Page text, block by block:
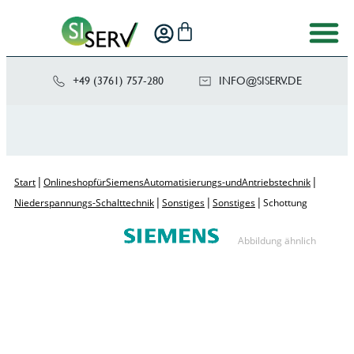
+49 (3761) 757-280 ED.VRE
SIS@OF
NI
Start | Onlineshop für Siemens Automatisierungs- und Antriebstechnik |
Niederspannungs-Schalttechnik | Sonstiges | Sonstiges | Schottung
Abbildung ähnlich